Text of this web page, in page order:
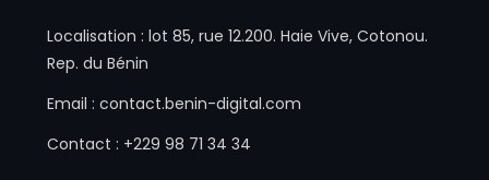
Localisation : lot 85, rue 12.200. Haie Vive, Cotonou.
Rep. du Bénin
Email : contact.benin-digital.com
Contact : +229 98 71 34 34